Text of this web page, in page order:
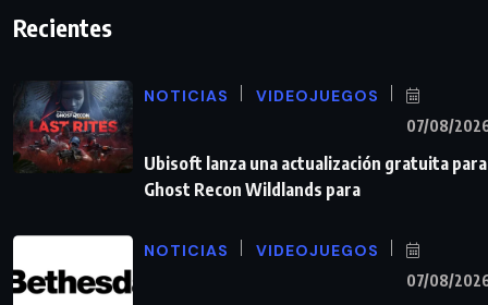
Recientes
NOTICIAS VIDEOJUEGOS
07/08/
Ubisoft lanza una actualización gratuita para
Ghost Recon Wildlands para
NOTICIAS VIDEOJUEGOS
07/08/